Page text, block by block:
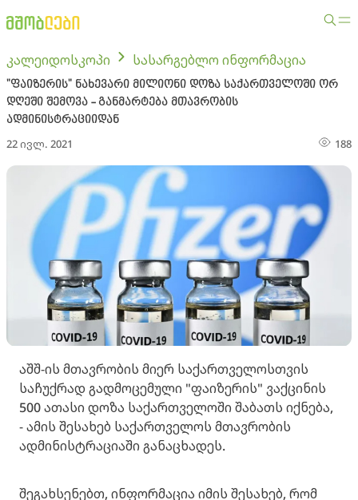
კალეიდოსკოპი სასარგებლო ინფორმაცია
"ფაიზერის" ნახევარი მილიონი დოზა საქართველოში ორ
დღეში შემოვა - განმარტება მთავრობის
ადმინისტრაციიდან
22 ივლ. 2021 188
აშშ-ის მთავრობის მიერ საქართველოსთვის
საჩუქრად გადმოცემული "ფაიზერის" ვაქცინის
500 ათასი დოზა საქართველოში შაბათს იქნება,
- ამის შესახებ საქართველოს მთავრობის
ადმინისტრაციაში განაცხადეს.
შეგახსენებთ, ინფორმაცია იმის შესახებ, რომ